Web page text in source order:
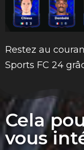
Restez au
Sports FC 24
Cela
vous